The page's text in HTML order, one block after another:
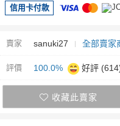
信用卡付款
賣家 sanuki27 全部賣家
評價 100.0% 好評
收藏此賣家